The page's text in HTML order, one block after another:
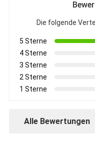
Die folgende
5 Sterne
4 Sterne
3 Sterne
2 Sterne
1 Sterne
Alle Bewertungen